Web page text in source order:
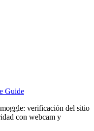
Guide
verificación del sitio
con webcam y